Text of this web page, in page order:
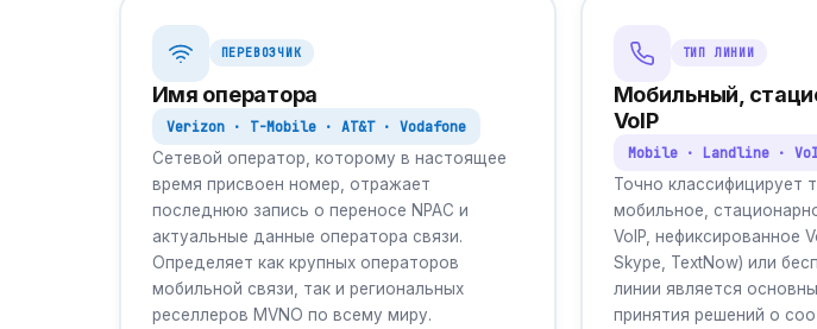
ПЕРЕВОЗЧИК
Имя оператора
Verizon · T-Mobile · AT&T · Vodafone
Сетевой оператор, которому в настоящее
время присвоен номер, отражает
последнюю запись о переносе NPAC и
актуальные данные оператора связи.
Определяет как крупных операторов
мобильной связи, так и региональных
реселлеров MVNO по всему миру.
ТИП ЛИНИИ
Мобильный,
VoIP
Mobile · Landline ·
Точно классифицирует
мобильное,
VoIP, нефиксированное
Skype, TextNow) или
линии является
принятия решений о